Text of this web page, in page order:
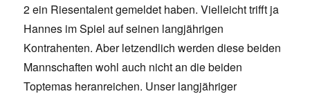
2 ein Riesentalent gemeldet haben. Vielleicht trifft ja
Hannes im Spiel auf seinen langjährigen
Kontrahenten. Aber letzendlich werden diese beiden
Mannschaften wohl auch nicht an die beiden
Toptemas heranreichen. Unser langjähriger